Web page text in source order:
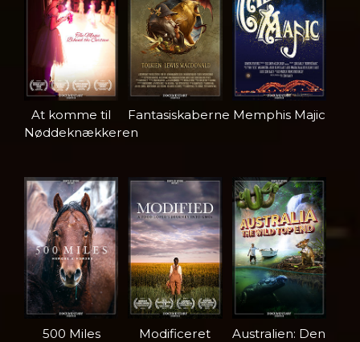
At komme til
Nøddeknækkeren
Fantasiskaberne Memphis Majic
500 Miles Modificeret
Australien: Den